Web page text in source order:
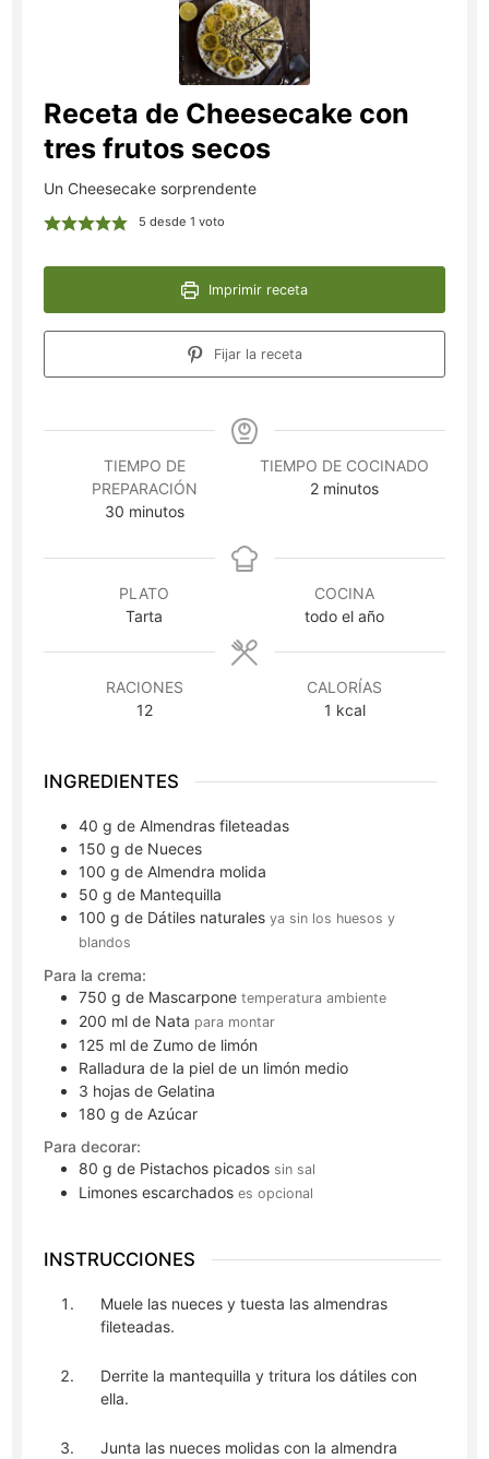
Receta de Cheesecake con
tres frutos secos
Un Cheesecake sorprendente
5 desde 1 voto
Imprimir receta
Fijar la receta
TIEMPO DE
PREPARACIÓN
30minutos
minutos
TIEMPO DE COCINADO
2minutos
minutos
PLATO
Tarta
COCINA
todo el año
RACIONES
12
CALORÍAS
1 kcal
INGREDIENTES
40 g de Almendras fileteadas
150 g de Nueces
100 g de Almendra molida
50 g de Mantequilla
100 g de Dátiles naturalesya sin los huesos y
blandos
Para la crema:
750 g de Mascarponetemperatura ambiente
200 ml de Nata para montar
125 ml de Zumo de limón
Ralladura de la piel de un limón medio
3 hojas de Gelatina
180 g de Azúcar
Para decorar:
80 g de Pistachos picados sin sal
Limones escarchados es opcional
INSTRUCCIONES
Muele las nueces y tuesta las almendras
fileteadas.
Derrite la mantequilla y tritura los dátiles con
ella.
Junta las nueces molidas con la almendra